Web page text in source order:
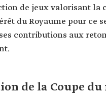
de jeux valorisant la
du Royaume pour ce
contributions aux
de la Coupe du